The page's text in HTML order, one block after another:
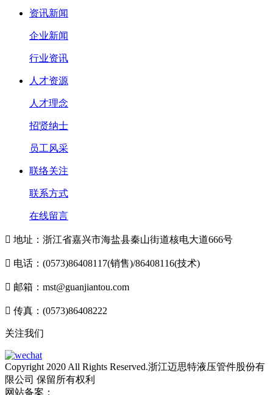
资讯新闻
企业新闻
行业资讯
人才资源
人才理念
招贤纳士
员工风采
联络关注
联系方式
在线留言
 地址：浙江省嘉兴市海盐县秦山街道核电大道666号
 电话：(0573)86408117(销售)/86408116(技术)
 邮箱：mst@guanjiantou.com
 传真：(0573)86408222
关注我们
Copyright 2020 All Rights Reserved.浙江迈思特液压管件股份有
限公司 保留所有权利
网站备案：